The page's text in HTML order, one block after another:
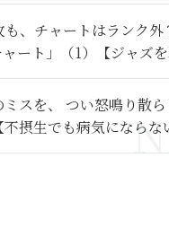
も、チャートはランク外
ート」（1）【ジャズ
・リスナー」への道67
スを、 つい怒鳴り散
摂生でも病気にならな